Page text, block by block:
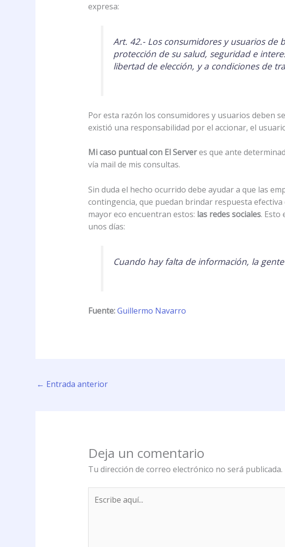
expresa:
Art. 42.- Los consumidores y usuarios de
protección de su salud, seguridad e
libertad de elección, y a condiciones de
Por esta razón los consumidores y usuarios deben
existió una responsabilidad por el accionar, el
Mi caso puntual con El Serveres que ante
vía mail de mis consultas.
Sin duda el hecho ocurrido debe ayudar a que las
contingencia, que puedan brindar respuesta efectiva
mayor eco encuentran estos: las redes sociales. Esto
unos días:
Cuando hay falta de información, la
Fuente:Guillermo Navarro
← Entrada anterior
Deja un comentario
Tu dirección de correo electrónico no será publicada.
aquí...